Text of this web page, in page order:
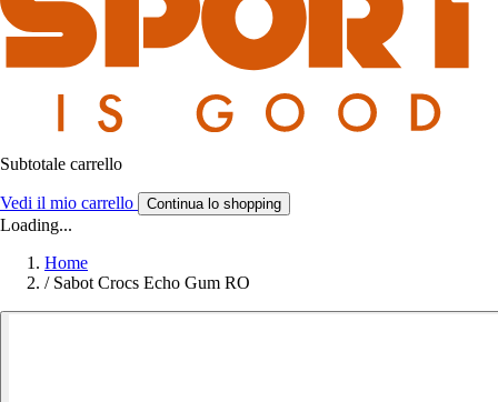
Subtotale carrello
Vedi il mio carrello Continua lo shopping
Loading...
Home
/ Sabot Crocs Echo Gum RO